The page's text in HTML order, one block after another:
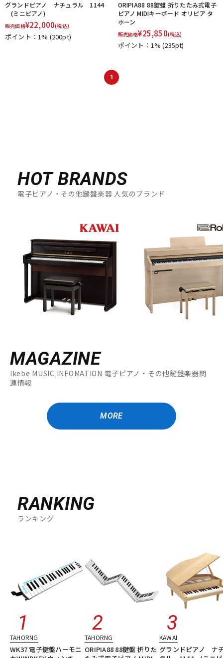
グランドピアノ ナチュラル 1144
(ミニピアノ)
販売価格¥22,000(税込)
ポイント：1% (200pt)
ORIPIA88 88鍵盤 折りたたみ式電子
ピアノ MIDIキーボード オリピア タ
ホーン
販売価格¥25,850(税込)
ポイント：1%(235pt)
1
HOT BRANDS
電子ピアノ・その他鍵盤楽器 人気のブランド
MAGAZINE
Ikebe MUSIC INFOMATION 電子ピアノ・その他鍵盤楽器関
連情報
MORE
RANKING
ランキング
TAHORNG
WK37 電子鍵盤ハーモニ
TAHORNG
ORIPIA88 88鍵盤 折りた
KAWAI
グランドピアノ ナ